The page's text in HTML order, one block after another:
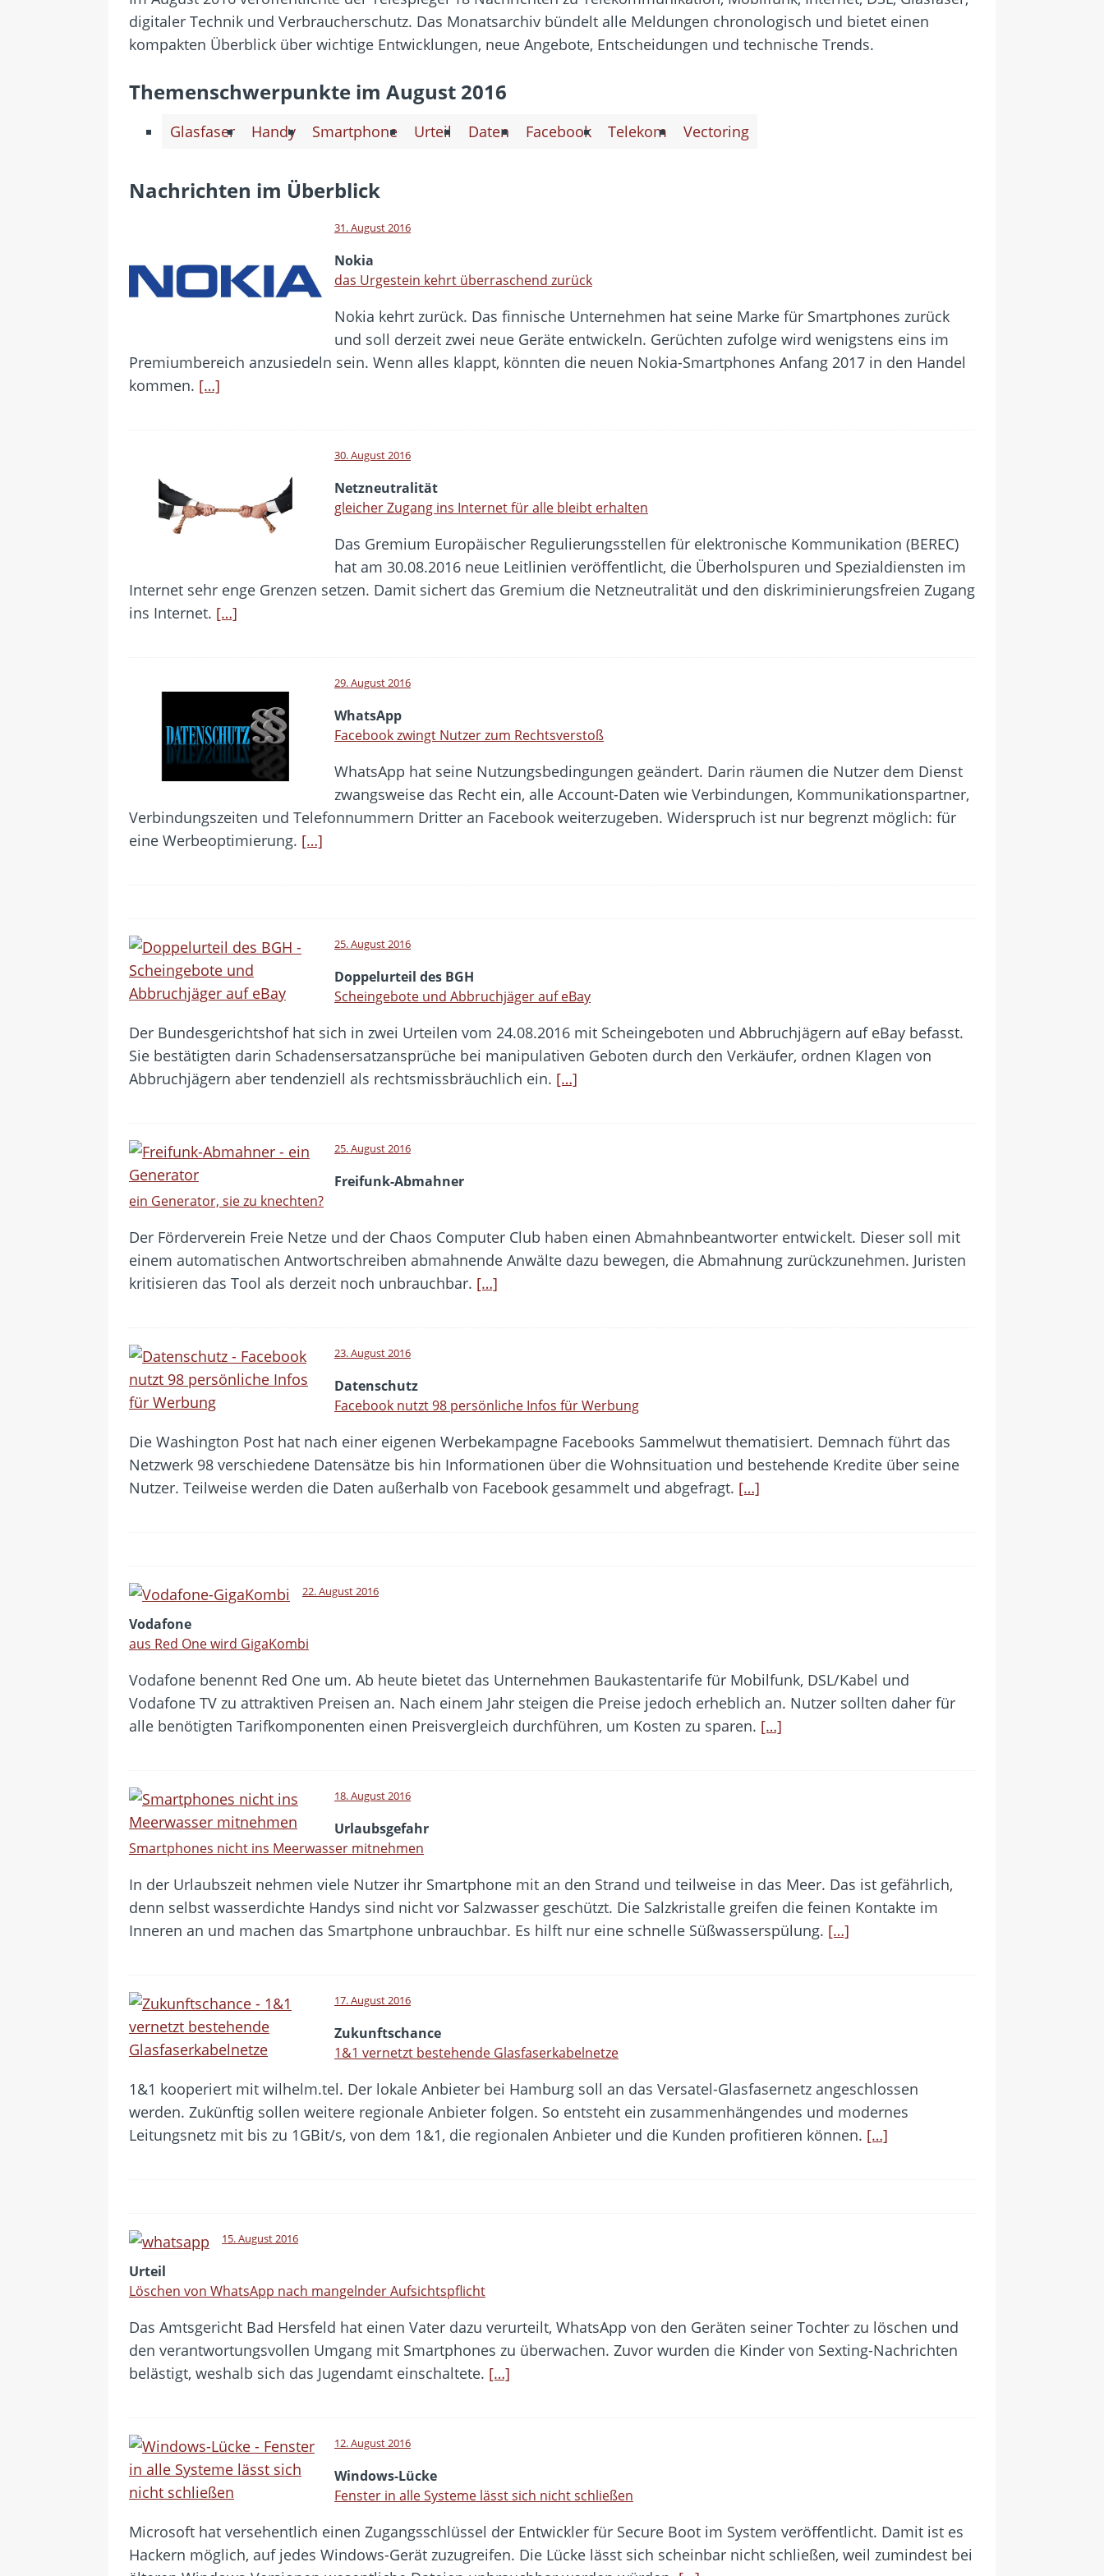
[ 22. Juli 2026 ] WhatsApp macht die Handynummer unsichtbar – Die Benutzernamen kommen
Wichtiges BGH-Urteil – Verbraucherrechte bei Online-Kündigung gestärkt
[ 20. Juli 2026 ]
BKA zerschlägt weltweit aktive Phishing-Plattform „Kratos“ – Hunderttausende Opfer
[ 5. August 2026 ]
Wahlfreiheit der Verbraucher gestärkt – Gerichtsurteil zu Apple
digitaler Technik und Verbraucherschutz. Das Monatsarchiv bündelt alle Meldungen chronologisch und bietet einen
kompakten Überblick über wichtige Entwicklungen, neue Angebote, Entscheidungen und technische Trends.
Themenschwerpunkte im August 2016
Glasfaser Handy Smartphone Urteil Daten Facebook Telekom Vectoring
Nachrichten im Überblick
31. August 2016
Nokia
das Urgestein kehrt überraschend zurück
Nokia kehrt zurück. Das finnische Unternehmen hat seine Marke für Smartphones zurück
und soll derzeit zwei neue Geräte entwickeln. Gerüchten zufolge wird wenigstens eins im
Premiumbereich anzusiedeln sein. Wenn alles klappt, könnten die neuen Nokia-Smartphones Anfang 2017 in den Handel
kommen. […]
30. August 2016
Netzneutralität
gleicher Zugang ins Internet für alle bleibt erhalten
Das Gremium Europäischer Regulierungsstellen für elektronische Kommunikation (BEREC)
hat am 30.08.2016 neue Leitlinien veröffentlicht, die Überholspuren und Spezialdiensten im
Internet sehr enge Grenzen setzen. Damit sichert das Gremium die Netzneutralität und den diskriminierungsfreien Zugang
ins Internet. […]
29. August 2016
WhatsApp
Facebook zwingt Nutzer zum Rechtsverstoß
WhatsApp hat seine Nutzungsbedingungen geändert. Darin räumen die Nutzer dem Dienst
zwangsweise das Recht ein, alle Account-Daten wie Verbindungen, Kommunikationspartner,
Verbindungszeiten und Telefonnummern Dritter an Facebook weiterzugeben. Widerspruch ist nur begrenzt möglich: für
eine Werbeoptimierung. […]
25. August 2016
Doppelurteil des BGH
Scheingebote und Abbruchjäger auf eBay
Der Bundesgerichtshof hat sich in zwei Urteilen vom 24.08.2016 mit Scheingeboten und Abbruchjägern auf eBay befasst.
Sie bestätigten darin Schadensersatzansprüche bei manipulativen Geboten durch den Verkäufer, ordnen Klagen von
Abbruchjägern aber tendenziell als rechtsmissbräuchlich ein. […]
25. August 2016
Freifunk-Abmahner
ein Generator, sie zu knechten?
Der Förderverein Freie Netze und der Chaos Computer Club haben einen Abmahnbeantworter entwickelt. Dieser soll mit
einem automatischen Antwortschreiben abmahnende Anwälte dazu bewegen, die Abmahnung zurückzunehmen. Juristen
kritisieren das Tool als derzeit noch unbrauchbar. […]
23. August 2016
Datenschutz
Facebook nutzt 98 persönliche Infos für Werbung
Die Washington Post hat nach einer eigenen Werbekampagne Facebooks Sammelwut thematisiert. Demnach führt das
Netzwerk 98 verschiedene Datensätze bis hin Informationen über die Wohnsituation und bestehende Kredite über seine
Nutzer. Teilweise werden die Daten außerhalb von Facebook gesammelt und abgefragt. […]
22. August 2016
Vodafone
aus Red One wird GigaKombi
Vodafone benennt Red One um. Ab heute bietet das Unternehmen Baukastentarife für Mobilfunk, DSL/Kabel und
Vodafone TV zu attraktiven Preisen an. Nach einem Jahr steigen die Preise jedoch erheblich an. Nutzer sollten daher für
alle benötigten Tarifkomponenten einen Preisvergleich durchführen, um Kosten zu sparen. […]
18. August 2016
Urlaubsgefahr
Smartphones nicht ins Meerwasser mitnehmen
In der Urlaubszeit nehmen viele Nutzer ihr Smartphone mit an den Strand und teilweise in das Meer. Das ist gefährlich,
denn selbst wasserdichte Handys sind nicht vor Salzwasser geschützt. Die Salzkristalle greifen die feinen Kontakte im
Inneren an und machen das Smartphone unbrauchbar. Es hilft nur eine schnelle Süßwasserspülung. […]
17. August 2016
Zukunftschance
1&1 vernetzt bestehende Glasfaserkabelnetze
1&1 kooperiert mit wilhelm.tel. Der lokale Anbieter bei Hamburg soll an das Versatel-Glasfasernetz angeschlossen
werden. Zukünftig sollen weitere regionale Anbieter folgen. So entsteht ein zusammenhängendes und modernes
Leitungsnetz mit bis zu 1GBit/s, von dem 1&1, die regionalen Anbieter und die Kunden profitieren können. […]
15. August 2016
Urteil
Löschen von WhatsApp nach mangelnder Aufsichtspflicht
Das Amtsgericht Bad Hersfeld hat einen Vater dazu verurteilt, WhatsApp von den Geräten seiner Tochter zu löschen und
den verantwortungsvollen Umgang mit Smartphones zu überwachen. Zuvor wurden die Kinder von Sexting-Nachrichten
belästigt, weshalb sich das Jugendamt einschaltete. […]
12. August 2016
Windows-Lücke
Fenster in alle Systeme lässt sich nicht schließen
Microsoft hat versehentlich einen Zugangsschlüssel der Entwickler für Secure Boot im System veröffentlicht. Damit ist es
Hackern möglich, auf jedes Windows-Gerät zuzugreifen. Die Lücke lässt sich scheinbar nicht schließen, weil zumindest bei